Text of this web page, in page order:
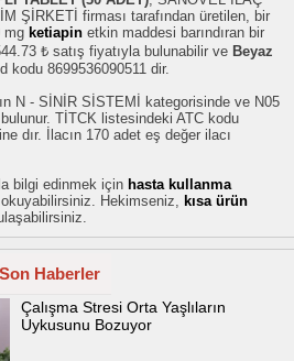
ŞİRKETİ firması tarafından üretilen, bir
mg ketiapin etkin maddesi barındıran bir
₺ satış fiyatıyla bulunabilir ve Beyaz
kodu 8699536090511 dir.
N - SİNİR SİSTEMİ kategorisinde ve N05
TİTCK listesindeki ATC kodu
dır. İlacın 170 adet eş değer ilacı
bilgi edinmek için hasta kullanma
okuyabilirsiniz. Hekimseniz,
kısa ürün
Haberler
Çalışma Stresi Orta Yaşlıların
Uykusunu Bozuyor